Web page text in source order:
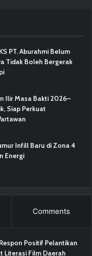
PT. Aburahmi Belum
Tidak Boleh Bergerak
Ilir Masa Bakti 2026–
Siap Perkuat
Infill Baru di Zona 4
Energi
Comments
Positif Pelantikan
Literasi Film Daerah